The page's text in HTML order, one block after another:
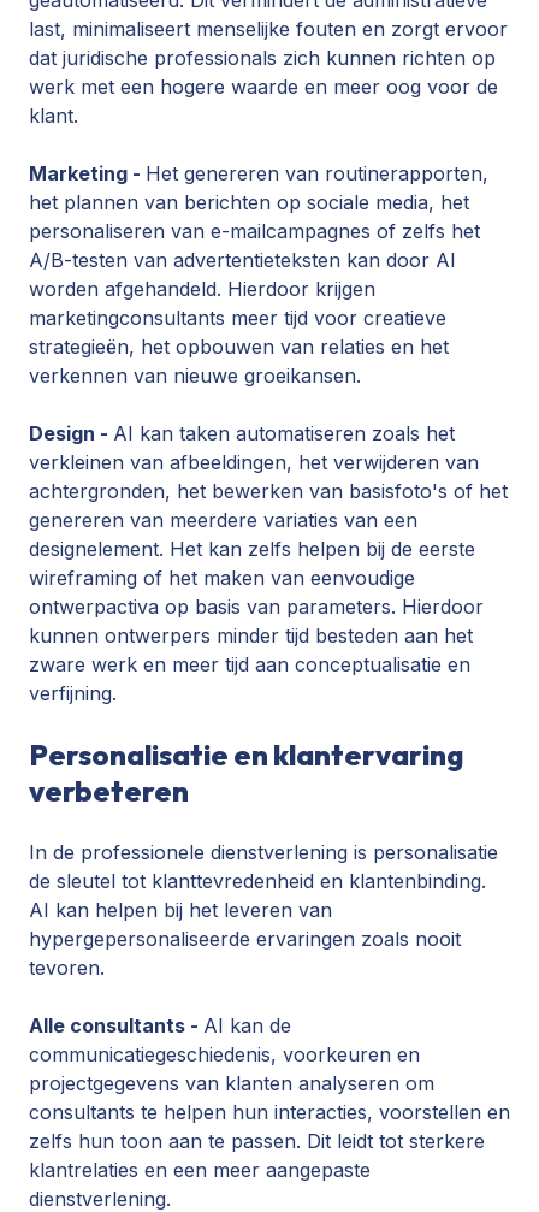
last, minimaliseert menselijke fouten en zorgt ervoor
dat juridische professionals zich kunnen richten op
werk met een hogere waarde en meer oog voor de
klant.
Marketing - Het genereren van routinerapporten,
het plannen van berichten op sociale media, het
personaliseren van e-mailcampagnes of zelfs het
A/B-testen van advertentieteksten kan door AI
worden afgehandeld. Hierdoor krijgen
marketingconsultants meer tijd voor creatieve
strategieën, het opbouwen van relaties en het
verkennen van nieuwe groeikansen.
Design - AI kan taken automatiseren zoals het
verkleinen van afbeeldingen, het verwijderen van
achtergronden, het bewerken van basisfoto's of het
genereren van meerdere variaties van een
designelement. Het kan zelfs helpen bij de eerste
wireframing of het maken van eenvoudige
ontwerpactiva op basis van parameters. Hierdoor
kunnen ontwerpers minder tijd besteden aan het
zware werk en meer tijd aan conceptualisatie en
verfijning.
Personalisatie en klantervaring
verbeteren
In de professionele dienstverlening is personalisatie
de sleutel tot klanttevredenheid en klantenbinding.
AI kan helpen bij het leveren van
hypergepersonaliseerde ervaringen zoals nooit
tevoren.
Alle consultants - AI kan de
communicatiegeschiedenis, voorkeuren en
projectgegevens van klanten analyseren om
consultants te helpen hun interacties, voorstellen en
zelfs hun toon aan te passen. Dit leidt tot sterkere
klantrelaties en een meer aangepaste
dienstverlening.